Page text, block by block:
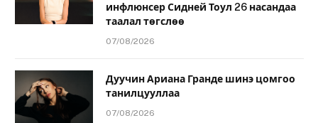
инфлюнсер Сидней Тоул 26 насандаа
таалал төгслөө
07/08/2026
Дуучин Ариана Гранде шинэ цомгоо
танилцууллаа
07/08/2026